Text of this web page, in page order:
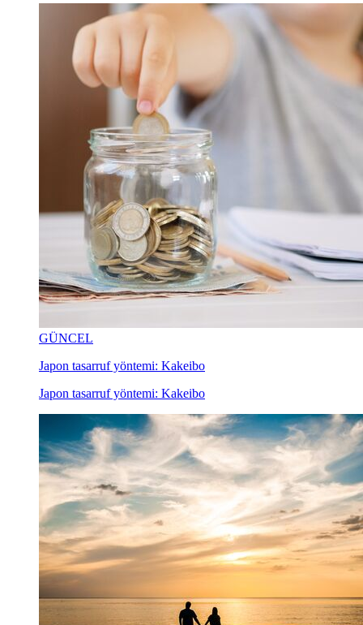
GÜNCEL
Japon tasarruf yöntemi: Kakeibo
Japon tasarruf yöntemi: Kakeibo